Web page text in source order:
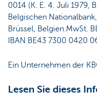
0014 (K. E. 4. Juli 1979,
Belgischen
Brüssel, Belgien.MwSt.
IBAN BE43 7300 0420
Ein Unternehmen der
Lesen Sie dieses